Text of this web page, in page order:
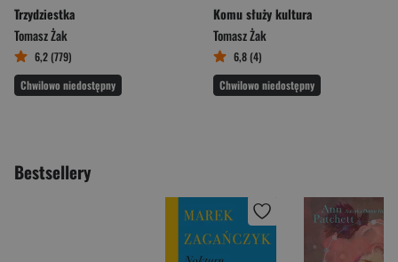
Trzydziestka
Tomasz Żak
6,2 (779)
Chwilowo niedostępny
Komu służy kultura
Tomasz Żak
6,8 (4)
Chwilowo niedostępny
Bestsellery